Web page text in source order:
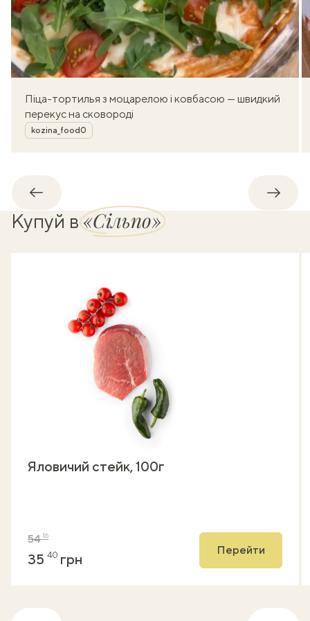
Піца-тортилья з моцарелою і ковбасою — швидкий
перекус на сковороді
Автор
kozina_food0
Назад
Купуй в«Сільпо»
Яловичий стейк, 100г
5416
35 40 грн
Перейти